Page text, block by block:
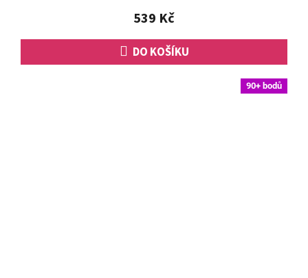
539 Kč
DO KOŠÍKU
90+ bodů